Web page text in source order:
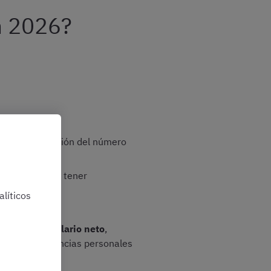
2026?
en función del número
que van a tener
salario neto,
circunstancias personales